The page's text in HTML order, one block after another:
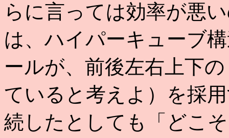
らに言っては効率が悪
は、ハイパーキューブ
ールが、前後左右上下
ていると考えよ）を採
続したとしても「どこ